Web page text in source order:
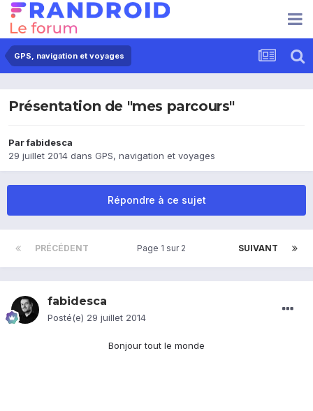
GPS, navigation et voyages
Présentation de "mes parcours"
Parfabidesca
29 juillet 2014 dans GPS, navigation et voyages
Répondre à ce sujet
PRÉCÉDENT SUIVANT
Page 1 sur 2
fabidesca
Posté(e) 29 juillet 2014
Bonjour tout le monde